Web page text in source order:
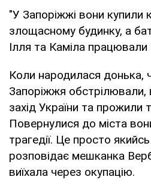
"У Запоріжжі вони купили
злощасному будинку, а
Ілля та Каміла працювали
Коли народилася донька,
Запоріжжя обстрілювали,
захід України та прожили
Повернулися до міста
трагедії. Це просто
розповідає мешканка
виїхала через окупацію.